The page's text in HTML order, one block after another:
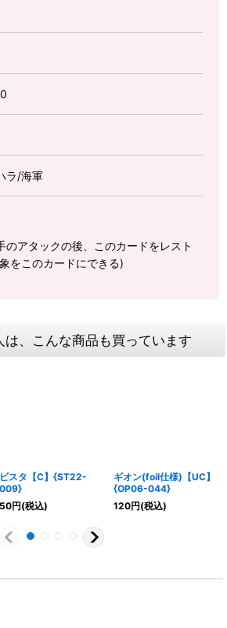
ラ/海軍
のアタックの後、このカードをレスト
をこのカードにできる)
は、こんな商品も買っています
ビスタ【C】{ST22-
009}
50円(税込)
ギオン(foil仕様)【UC】
{OP06-044}
120円(税込)